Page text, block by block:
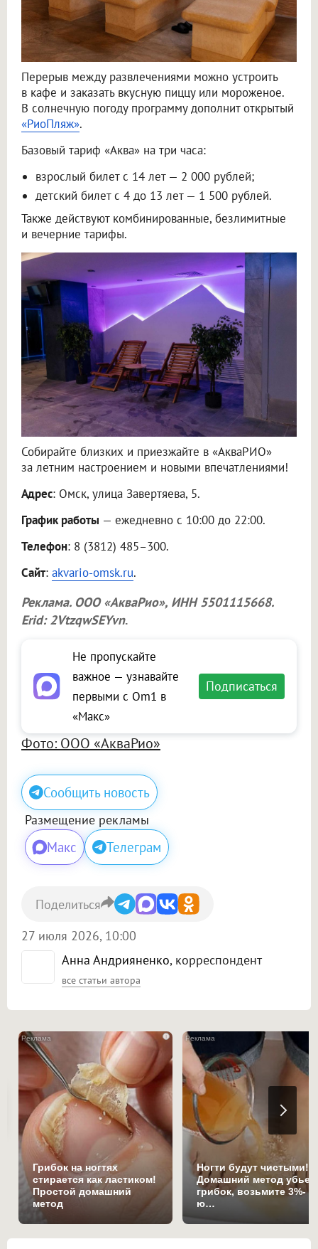
Перерыв между развлечениями можно устроить
в кафе и заказать вкусную пиццу или мороженое.
В солнечную погоду программу дополнит открытый
«РиоПляж».
Базовый тариф «Аква» на три часа:
взрослый билет с 14 лет — 2 000 рублей;
детский билет с 4 до 13 лет — 1 500 рублей.
Также действуют комбинированные, безлимитные
и вечерние тарифы.
Собирайте близких и приезжайте в «АкваРИО»
за летним настроением и новыми впечатлениями!
Адрес: Омск, улица Завертяева, 5.
График работы — ежедневно с 10:00 до 22:00.
Телефон: 8 (3812) 485–300.
Сайт: akvario-omsk.ru.
Реклама. ООО «АкваРио», ИНН 5501115668.
Erid: 2VtzqwSEYvn.
Не пропускайте
важное — узнавайте
первыми с Om1 в
«Макс»
Подписаться
Фото: ООО «АкваРио»
Сообщить новость
Размещение рекламы
Макс Телеграм
Анна Андрияненко, корреспондент
все статьи автора
27 июля 2026, 10:00
Поделиться
i
Грибок на ногтях
стирается как ластиком!
Простой домашний
метод
Ногти будут чистыми!
Домашний метод убьет
грибок, возьмите 3%-
ю…